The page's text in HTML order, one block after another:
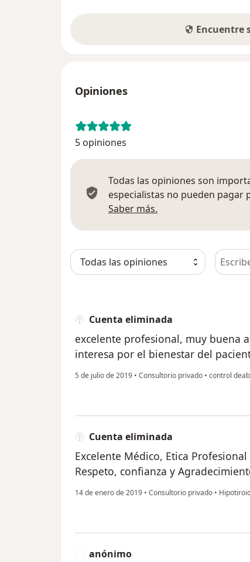
Encuentre
Opiniones
5 opiniones
Todas las opiniones son
especialistas no pueden
Saber más.
Busca
Cuenta eliminada
excelente profesional, muy buena
interesa por el bienestar del
5 de julio de 2019 • Consultorio privado • control
Cuenta eliminada
Excelente Médico, Etica
Respeto, confianza y
14 de enero de 2019 • Consultorio privado •
anónimo